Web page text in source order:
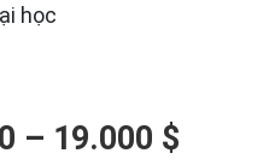
học
– 19.000 $